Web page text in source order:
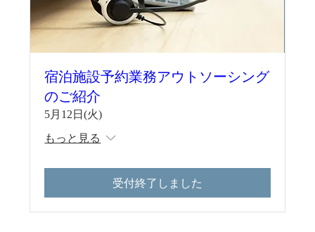
宿泊施設予約業務アウトソーシング
のご紹介
5月12日(火)
もっと見る
受付終了しました